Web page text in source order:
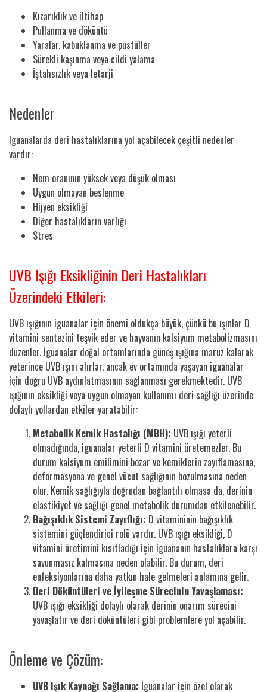
Kızarıklık ve iltihap
Pullanma ve döküntü
Yaralar, kabuklanma ve püstüller
Sürekli kaşınma veya cildi yalama
İştahsızlık veya letarji
Nedenler
Iguanalarda deri hastalıklarına yol açabilecek çeşitli nedenler
vardır:
Nem oranının yüksek veya düşük olması
Uygun olmayan beslenme
Hijyen eksikliği
Diğer hastalıkların varlığı
Stres
UVB Işığı Eksikliğinin Deri Hastalıkları
Üzerindeki Etkileri:
UVB ışığının iguanalar için önemi oldukça büyük, çünkü bu ışınlar D
vitamini sentezini teşvik eder ve hayvanın kalsiyum metabolizmasını
düzenler. İguanalar doğal ortamlarında güneş ışığına maruz kalarak
yeterince UVB ışını alırlar, ancak ev ortamında yaşayan iguanalar
için doğru UVB aydınlatmasının sağlanması gerekmektedir. UVB
ışığının eksikliği veya uygun olmayan kullanımı deri sağlığı üzerinde
dolaylı yollardan etkiler yaratabilir:
Metabolik Kemik Hastalığı (MBH): UVB ışığı yeterli
olmadığında, iguanalar yeterli D vitamini üretemezler. Bu
durum kalsiyum emilimini bozar ve kemiklerin zayıflamasına,
deformasyona ve genel vücut sağlığının bozulmasına neden
olur. Kemik sağlığıyla doğrudan bağlantılı olmasa da, derinin
elastikiyet ve sağlığı genel metabolik durumdan etkilenebilir.
Bağışıklık Sistemi Zayıflığı: D vitamininin bağışıklık
sistemini güçlendirici rolü vardır. UVB ışığı eksikliği, D
vitamini üretimini kısıtladığı için iguananın hastalıklara karşı
savunmasız kalmasına neden olabilir. Bu durum, deri
enfeksiyonlarına daha yatkın hale gelmeleri anlamına gelir.
Deri Döküntüleri ve İyileşme Sürecinin Yavaşlaması:
UVB ışığı eksikliği dolaylı olarak derinin onarım sürecini
yavaşlatır ve deri döküntüleri gibi problemlere yol açabilir.
Önleme ve Çözüm:
UVB Işık Kaynağı Sağlama: İguanalar için özel olarak